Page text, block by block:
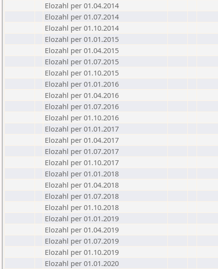
Elozahl per 01.04.2014
Elozahl per 01.07.2014
Elozahl per 01.10.2014
Elozahl per 01.01.2015
Elozahl per 01.04.2015
Elozahl per 01.07.2015
Elozahl per 01.10.2015
Elozahl per 01.01.2016
Elozahl per 01.04.2016
Elozahl per 01.07.2016
Elozahl per 01.10.2016
Elozahl per 01.01.2017
Elozahl per 01.04.2017
Elozahl per 01.07.2017
Elozahl per 01.10.2017
Elozahl per 01.01.2018
Elozahl per 01.04.2018
Elozahl per 01.07.2018
Elozahl per 01.10.2018
Elozahl per 01.01.2019
Elozahl per 01.04.2019
Elozahl per 01.07.2019
Elozahl per 01.10.2019
Elozahl per 01.01.2020